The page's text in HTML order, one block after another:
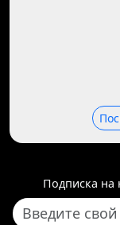
Подписка